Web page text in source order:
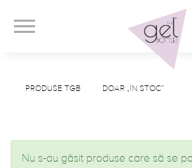
PRODUSE TGB DOAR „ÎN STOC”
Nu s-au găsit produse care să se